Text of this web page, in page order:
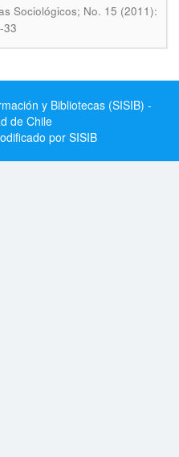
Sociológicos; No. 15 (2011):
33
y Bibliotecas (SISIB) -
de Chile
por SISIB